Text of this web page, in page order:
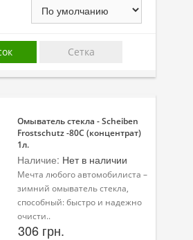
Special Tec
Optimal
системы охлаждения
масла
Сетка
Омыватель стекла - Scheiben
Frostschutz -80C (концентрат)
1л.
Наличие: Нет в наличии
Мечта любого автомобилиста –
зимний омыватель стекла,
способный: быстро и надежно
очисти..
306 грн.